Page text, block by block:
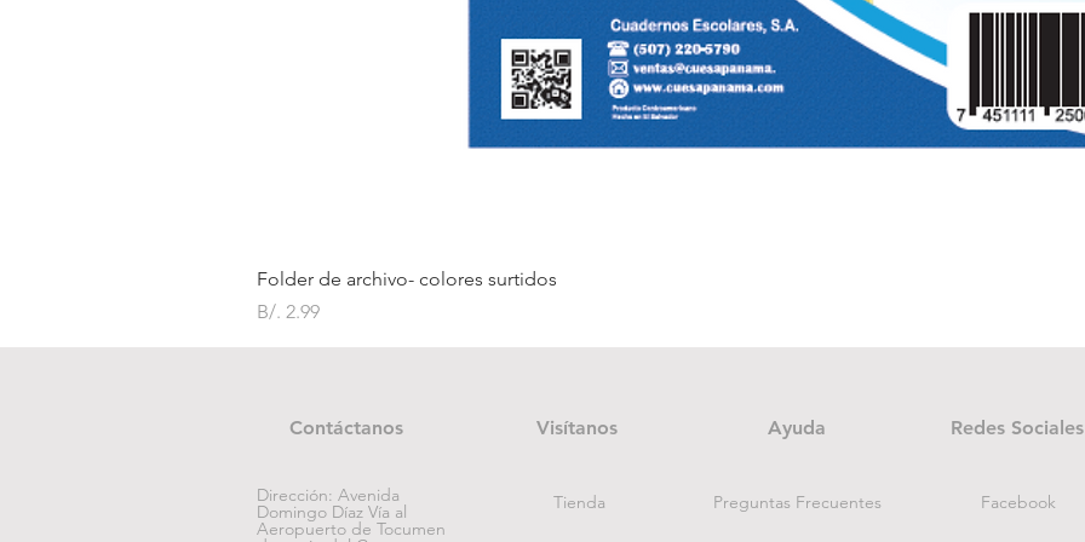
Folder de archivo- colores surtidos
Precio
B/. 2.99
Contáctanos Visítanos Ayuda Redes Sociales
Dirección: Avenida
Domingo Díaz Vía al
Aeropuerto de Tocumen
Tienda Preguntas Frecuentes Facebook